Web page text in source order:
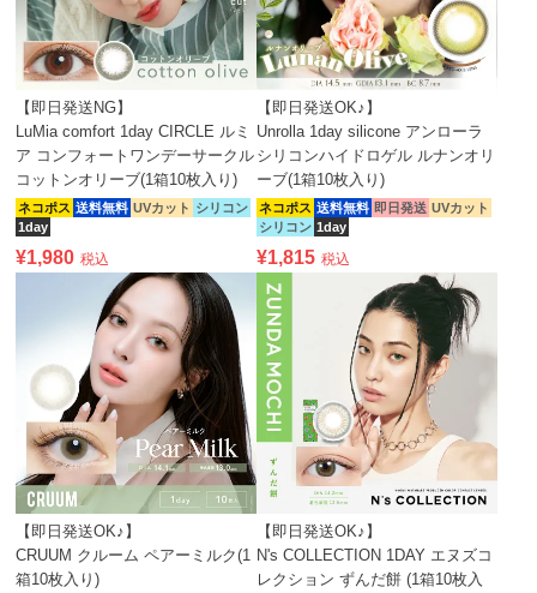
【即日発送NG】
LuMia comfort 1day CIRCLE ルミ
ア コンフォートワンデーサークル
コットンオリーブ(1箱10枚入り)
ネコポス 送料無料 UVカット シリコン
1day
¥1,980 税込
【即日発送OK♪】
Unrolla 1day silicone アンローラ
シリコンハイドロゲル ルナンオリ
ーブ(1箱10枚入り)
ネコポス 送料無料 即日発送 UVカット
シリコン 1day
¥1,815 税込
【即日発送OK♪】
CRUUM クルーム ペアーミルク(1
箱10枚入り)
【即日発送OK♪】
N's COLLECTION 1DAY エヌズコ
レクション ずんだ餅 (1箱10枚入